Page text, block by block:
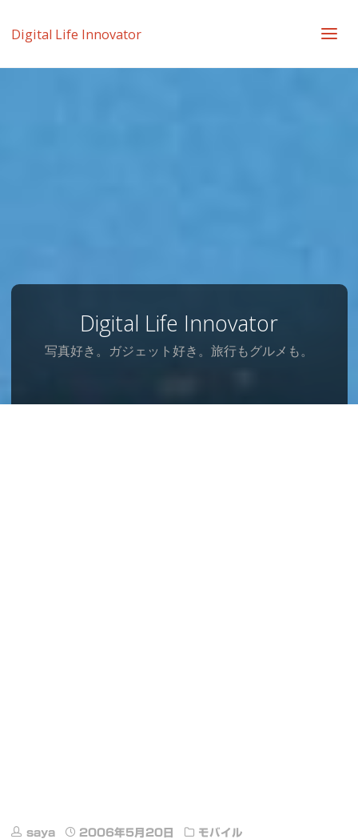
Digital Life Innovator
Digital Life Innovator
写真好き。ガジェット好き。旅行もグルメも。
saya 2006年5月20日 モバイル